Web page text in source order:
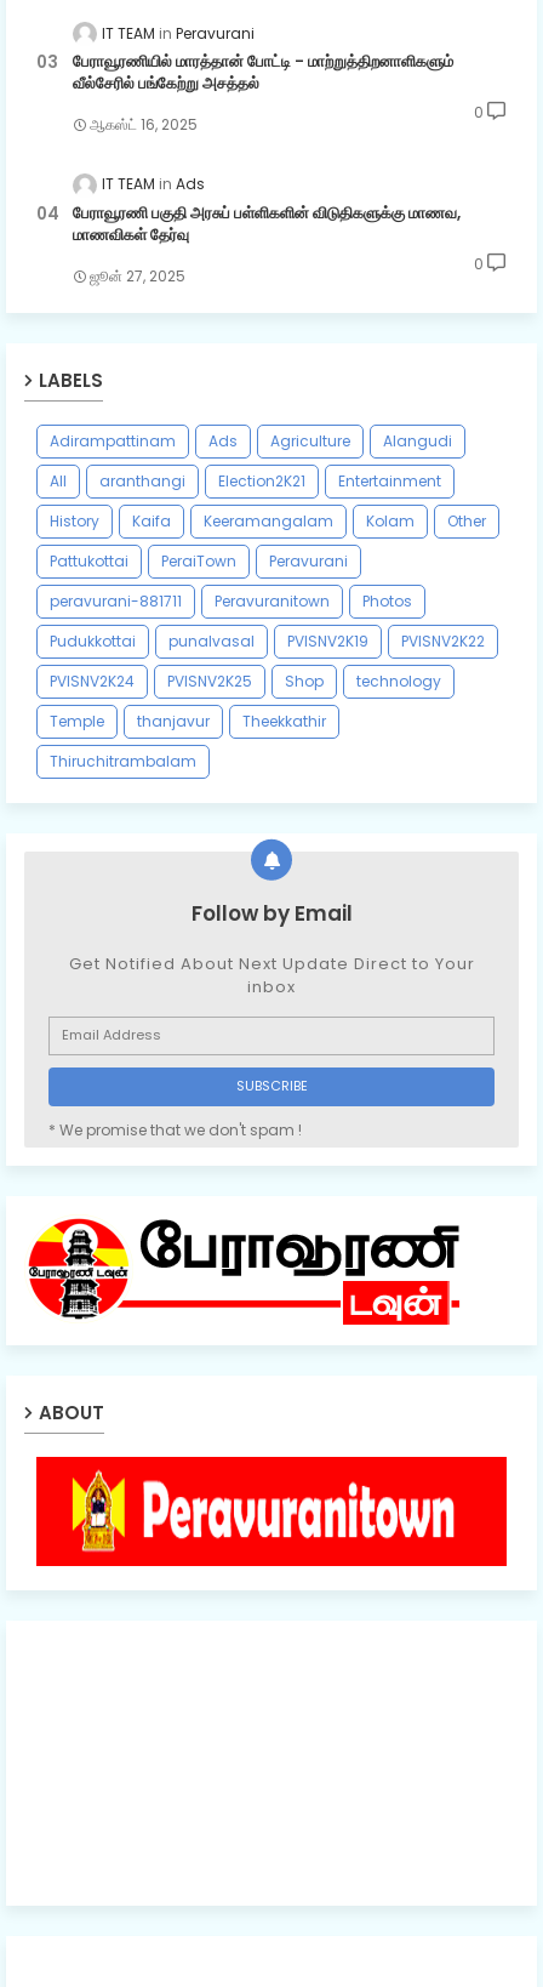
IT TEAM Peravurani
பேராவூரணியில் மாரத்தான் போட்டி - மாற்றுத்திறனாளிகளும்
வீல்சேரில் பங்கேற்று அசத்தல்
ஆகஸ்ட் 16, 2025
0
IT TEAM Ads
பேராவூரணி பகுதி அரசுப் பள்ளிகளின் விடுதிகளுக்கு மாணவ,
மாணவிகள் தேர்வு
ஜூன் 27, 2025
0
LABELS
Adirampattinam Ads Agriculture
Alangudi
All
aranthangi Election2K21
Entertainment
History
Kaifa Keeramangalam Kolam
Other
Pattukottai
PeraiTown
Peravurani
peravurani-881711
Peravuranitown
Photos
Pudukkottai
punalvasal PVISNV2K19
PVISNV2K22
PVISNV2K24
PVISNV2K25 Shop
technology
Temple
thanjavur
Theekkathir
Thiruchitrambalam
Follow by Email
Get Notified About Next Update Direct to Your
inbox
* We promise that we don't spam !
ABOUT